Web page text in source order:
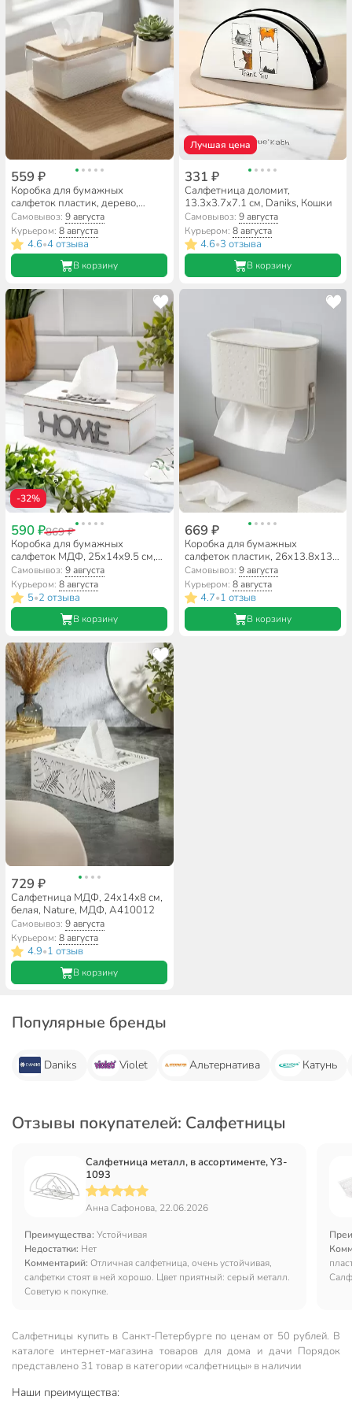
559 ₽
Коробка для бумажных
салфеток пластик, дерево,
23х13х10 см, прозрачная, с
бамбуковой крышкой, Y4-7801
Самовывоз:9 августа
Курьером:8 августа
4.6•4 отзыва
В корзину
Лучшая цена
331 ₽
Салфетница доломит,
13.3х3.7х7.1 см, Daniks, Кошки
Самовывоз: 9 августа
Курьером: 8 августа
4.6•3 отзыва
В корзину
-32%
590 ₽869 ₽
Коробка для бумажных
салфеток МДФ, 25х14х9.5 см,
Y4-6840
Самовывоз:9 августа
Курьером:8 августа
5•2 отзыва
В корзину
669 ₽
Коробка для бумажных
салфеток пластик, 26х13.8х13.5
см, подвесная, Y4-11633
Самовывоз: 9 августа
Курьером: 8 августа
4.7•1 отзыв
В корзину
729 ₽
Салфетница МДФ, 24х14х8 см,
белая, Nature, МДФ, A410012
Самовывоз:9 августа
Курьером:8 августа
4.9•1 отзыв
В корзину
Популярные бренды
Daniks Violet Альтернатива Катунь
Отзывы покупателей: Салфетницы
Салфетница металл, в ассортименте, Y3-
1093
Анна Сафонова, 22.06.2026
Преимущества: Устойчивая
Недостатки: Нет
Комментарий: Отличная салфетница, очень устойчивая,
салфетки стоят в ней хорошо. Цвет приятный: серый металл.
Советую к покупке.
Салфетницы купить в Санкт-Петербургe по ценам от 50 рублей. В
каталоге интернет-магазина товаров для дома и дачи Порядок
представлено 31 товар в категории «салфетницы» в наличии
Наши преимущества: